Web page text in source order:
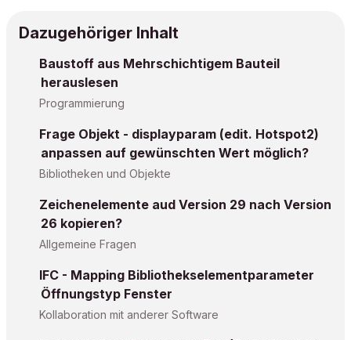
Dazugehöriger Inhalt
Baustoff aus Mehrschichtigem Bauteil
herauslesen
Programmierung
Frage Objekt - displayparam (edit. Hotspot2)
anpassen auf gewünschten Wert möglich?
Bibliotheken und Objekte
Zeichenelemente aud Version 29 nach Version
26 kopieren?
Allgemeine Fragen
IFC - Mapping Bibliothekselementparameter
Öffnungstyp Fenster
Kollaboration mit anderer Software